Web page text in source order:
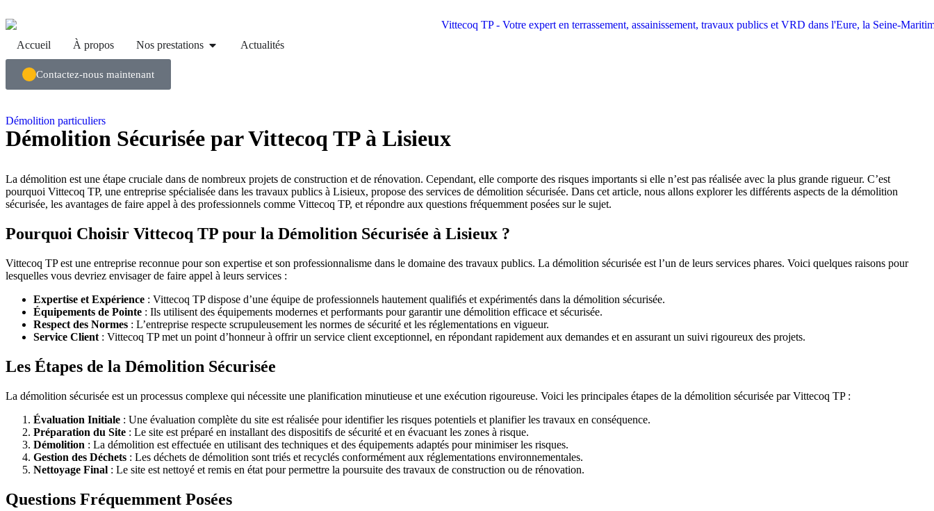
Accueil À propos Nos prestations Actualités
Contactez-nous maintenant
Démolition particuliers
Démolition Sécurisée par Vittecoq TP à Lisieux
La démolition est une étape cruciale dans de nombreux projets de construction et de rénovation. Cependant, elle comporte des risques importants si elle n’est pas réalisée avec la plus grande rigueur. C’est
pourquoi Vittecoq TP, une entreprise spécialisée dans les travaux publics à Lisieux, propose des services de démolition sécurisée. Dans cet article, nous allons explorer les différents aspects de la démolition
sécurisée, les avantages de faire appel à des professionnels comme Vittecoq TP, et répondre aux questions fréquemment posées sur le sujet.
Pourquoi Choisir Vittecoq TP pour la Démolition Sécurisée à Lisieux ?
Vittecoq TP est une entreprise reconnue pour son expertise et son professionnalisme dans le domaine des travaux publics. La démolition sécurisée est l’un de leurs services phares. Voici quelques raisons pour
lesquelles vous devriez envisager de faire appel à leurs services :
Expertise et Expérience : Vittecoq TP dispose d’une équipe de professionnels hautement qualifiés et expérimentés dans la démolition sécurisée.
Équipements de Pointe : Ils utilisent des équipements modernes et performants pour garantir une démolition efficace et sécurisée.
Respect des Normes : L’entreprise respecte scrupuleusement les normes de sécurité et les réglementations en vigueur.
Service Client : Vittecoq TP met un point d’honneur à offrir un service client exceptionnel, en répondant rapidement aux demandes et en assurant un suivi rigoureux des projets.
Les Étapes de la Démolition Sécurisée
La démolition sécurisée est un processus complexe qui nécessite une planification minutieuse et une exécution rigoureuse. Voici les principales étapes de la démolition sécurisée par Vittecoq TP :
Évaluation Initiale : Une évaluation complète du site est réalisée pour identifier les risques potentiels et planifier les travaux en conséquence.
Préparation du Site : Le site est préparé en installant des dispositifs de sécurité et en évacuant les zones à risque.
Démolition : La démolition est effectuée en utilisant des techniques et des équipements adaptés pour minimiser les risques.
Gestion des Déchets : Les déchets de démolition sont triés et recyclés conformément aux réglementations environnementales.
Nettoyage Final : Le site est nettoyé et remis en état pour permettre la poursuite des travaux de construction ou de rénovation.
Questions Fréquemment Posées